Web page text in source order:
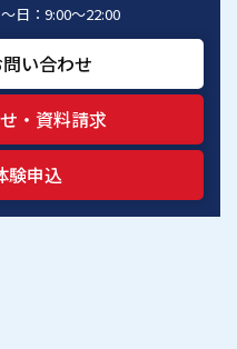
日：9:00～22:00
い合わせ
・資料請求
験申込